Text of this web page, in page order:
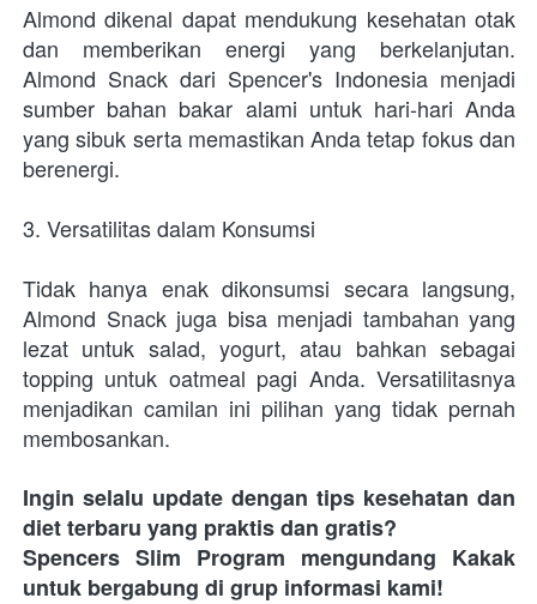
Almond dikenal dapat mendukung kesehatan otak
dan memberikan energi yang berkelanjutan.
Almond Snack dari Spencer's Indonesia menjadi
sumber bahan bakar alami untuk hari-hari Anda
yang sibuk serta memastikan Anda tetap fokus dan
berenergi.
3. Versatilitas dalam Konsumsi
Tidak hanya enak dikonsumsi secara langsung,
Almond Snack juga bisa menjadi tambahan yang
lezat untuk salad, yogurt, atau bahkan sebagai
topping untuk oatmeal pagi Anda. Versatilitasnya
menjadikan camilan ini pilihan yang tidak pernah
membosankan.
Ingin selalu update dengan tips kesehatan dan
diet terbaru yang praktis dan gratis?
Spencers Slim Program mengundang Kakak
untuk bergabung di grup informasi kami!